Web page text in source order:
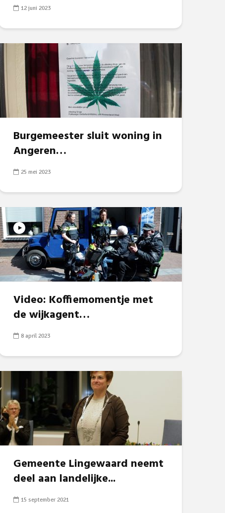
12 juni 2023
Burgemeester sluit woning in
Angeren…
25 mei 2023
Video: Koffiemomentje met
de wijkagent…
8 april 2023
Gemeente Lingewaard neemt
deel aan landelijke...
15 september 2021